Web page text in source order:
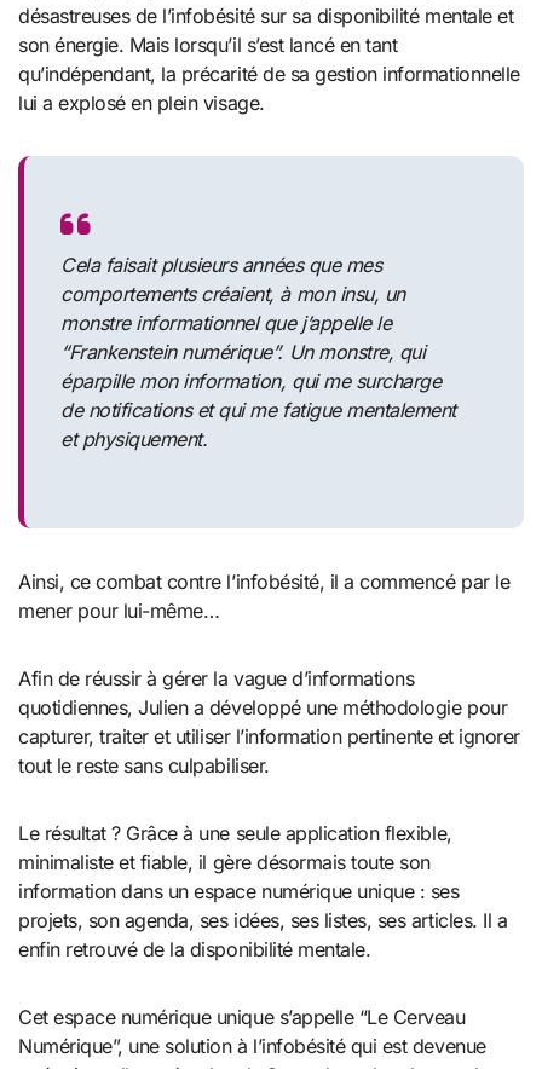
désastreuses de l’infobésité sur sa disponibilité mentale et
son énergie. Mais lorsqu’il s’est lancé en tant
qu’indépendant, la précarité de sa gestion informationnelle
lui a explosé en plein visage.
Cela faisait plusieurs années que mes
comportements créaient, à mon insu, un
monstre informationnel que j’appelle le
“Frankenstein numérique”. Un monstre, qui
éparpille mon information, qui me surcharge
de notifications et qui me fatigue mentalement
et physiquement.
Ainsi, ce combat contre l’infobésité, il a commencé par le
mener pour lui-même…
Afin de réussir à gérer la vague d’informations
quotidiennes, Julien a développé une méthodologie pour
capturer, traiter et utiliser l’information pertinente et ignorer
tout le reste sans culpabiliser.
Le résultat ? Grâce à une seule application flexible,
minimaliste et fiable, il gère désormais toute son
information dans un espace numérique unique : ses
projets, son agenda, ses idées, ses listes, ses articles. Il a
enfin retrouvé de la disponibilité mentale.
Cet espace numérique unique s’appelle “Le Cerveau
Numérique”, une solution à l’infobésité qui est devenue